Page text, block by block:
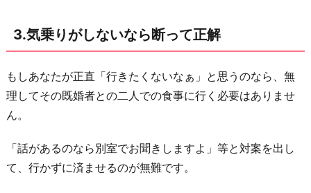
れ
ア
ウ
5.
も
3.気乗りがしないなら断って正解
もしあなたが正直「行きたくないなぁ」と思うのなら、無
理してその既婚者との二人での食事に行く必要はありませ
ん。
「話があるのなら別室でお聞きしますよ」等と対案を出し
て、行かずに済ませるのが無難です。